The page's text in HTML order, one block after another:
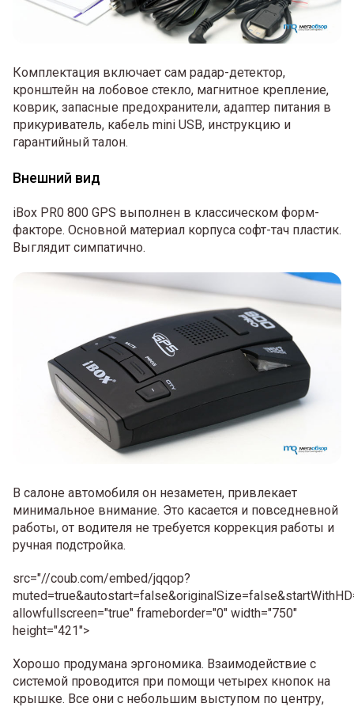
Комплектация включает сам радар-детектор,
кронштейн на лобовое стекло, магнитное крепление,
коврик, запасные предохранители, адаптер питания в
прикуриватель, кабель mini USB, инструкцию и
гарантийный талон.
Внешний вид
iBox PR0 800 GPS выполнен в классическом форм-
факторе. Основной материал корпуса софт-тач пластик.
Выглядит симпатично.
В салоне автомобиля он незаметен, привлекает
минимальное внимание. Это касается и повседневной
работы, от водителя не требуется коррекция работы и
ручная подстройка.
src="//coub.com/embed/jqqop?
allowfullscreen="true" frameborder="0" width="750"
height="421">
Хорошо продумана эргономика. Взаимодействие с
системой проводится при помощи четырех кнопок на
крышке. Все они с небольшим выступом по центру,